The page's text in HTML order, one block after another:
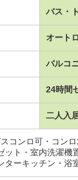
バス・
オート
バルコ
24時間
二人入
コンロ可・コン
ト・室内洗濯機
ターキッチン・浴